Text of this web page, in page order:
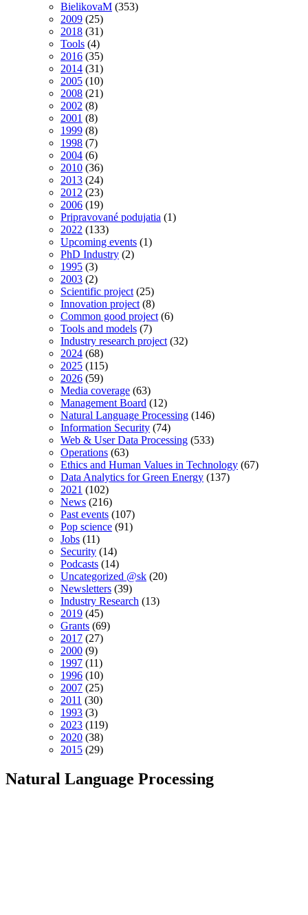
BielikovaM (353)
2009 (25)
2018 (31)
Tools (4)
2016 (35)
2014 (31)
2005 (10)
2008 (21)
2002 (8)
2001 (8)
1999 (8)
1998 (7)
2004 (6)
2010 (36)
2013 (24)
2012 (23)
2006 (19)
Pripravované podujatia (1)
2022 (133)
Upcoming events (1)
PhD Industry (2)
1995 (3)
2003 (2)
Scientific project (25)
Innovation project (8)
Common good project (6)
Tools and models (7)
Industry research project (32)
2024 (68)
2025 (115)
2026 (59)
Media coverage (63)
Management Board (12)
Natural Language Processing (146)
Information Security (74)
Web & User Data Processing (533)
Operations (63)
Ethics and Human Values in Technology (67)
Data Analytics for Green Energy (137)
2021 (102)
News (216)
Past events (107)
Pop science (91)
Jobs (11)
Security (14)
Podcasts (14)
Uncategorized @sk (20)
Newsletters (39)
Industry Research (13)
2019 (45)
Grants (69)
2017 (27)
2000 (9)
1997 (11)
1996 (10)
2007 (25)
2011 (30)
1993 (3)
2023 (119)
2020 (38)
2015 (29)
Natural Language Processing